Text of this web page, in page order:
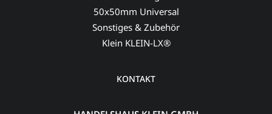
50x50mm Universal
Sonstiges & Zubehör
Klein KLEIN-LX®
KONTAKT